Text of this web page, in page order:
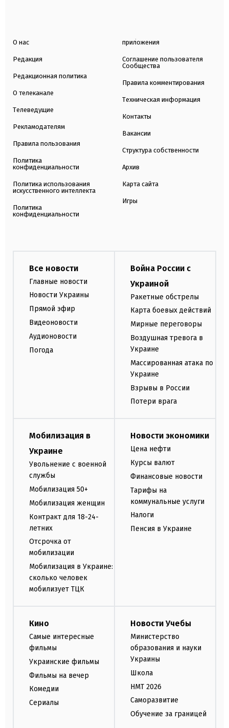
О нас
Редакция
Редакционная политика
О телеканале
Телеведущие
Рекламодателям
Правила пользования
Политика
конфиденциальности
Политика использования
искусственного интеллекта
Политика
конфиденциальности
приложения
Соглашение пользователя
Сообщества
Правила комментирования
Техническая информация
Контакты
Вакансии
Структура собственности
Архив
Карта сайта
Игры
Все новости
Главные новости
Новости Украины
Прямой эфир
Видеоновости
Аудионовости
Погода
Война России с
Украиной
Ракетные обстрелы
Карта боевых действий
Мирные переговоры
Воздушная тревога в
Украине
Массированная атака по
Украине
Взрывы в России
Потери врага
Мобилизация в
Украине
Увольнение с военной
службы
Мобилизация 50+
Мобилизация женщин
Контракт для 18-24-
летних
Отсрочка от
мобилизации
Мобилизация в Украине:
сколько человек
мобилизует ТЦК
Новости экономики
Цена нефти
Курсы валют
Финансовые новости
Тарифы на
коммунальные услуги
Налоги
Пенсия в Украине
Кино
Самые интересные
фильмы
Украинские фильмы
Фильмы на вечер
Комедии
Сериалы
Новости Учебы
Министерство
образования и науки
Украины
Школа
НМТ 2026
Саморазвитие
Обучение за границей